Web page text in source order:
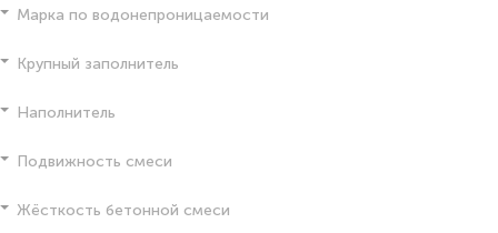
Марка по водонепроницаемости
Крупный заполнитель
Наполнитель
Подвижность смеси
Жёсткость бетонной смеси